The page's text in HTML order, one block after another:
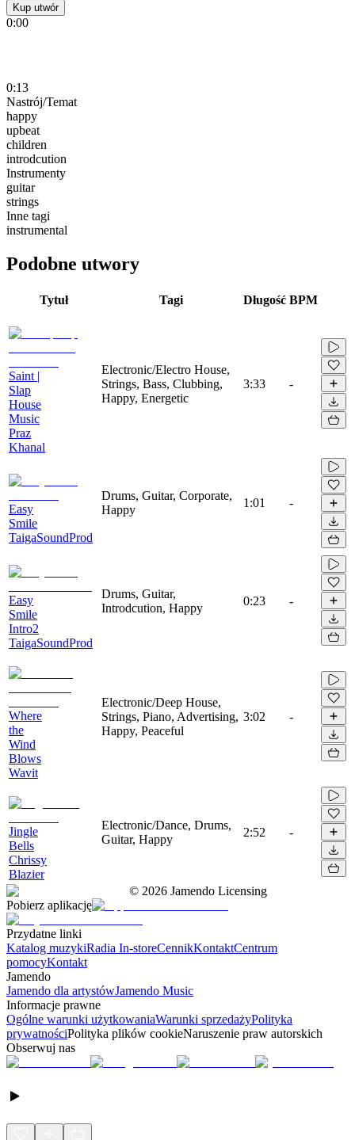
Kup utwór
0:00
0:13
Nastrój/Temat
happy
upbeat
children
introdcution
Instrumenty
guitar
strings
Inne tagi
instrumental
Podobne utwory
Tytuł Tagi Długość BPM
Saint |
Slap
House
Music
Praz
Khanal
Electronic/Electro House,
Strings, Bass, Clubbing,
Happy, Energetic
3:33 -
Easy
Smile
TaigaSoundProd
Drums, Guitar, Corporate,
Happy
1:01 -
Easy
Smile
Intro2
TaigaSoundProd
Drums, Guitar,
Introdcution, Happy
0:23 -
Where
the
Wind
Blows
Wavit
Electronic/Deep House,
Strings, Piano, Advertising,
Happy, Peaceful
3:02 -
Jingle
Bells
Chrissy
Blazier
Electronic/Dance, Drums,
Guitar, Happy
2:52 -
© 2026 Jamendo Licensing
Pobierz aplikację
Przydatne linki
Katalog muzykiRadia In-storeCennikKontaktCentrum
pomocyKontakt
Jamendo
Jamendo dla artystówJamendo Music
Informacje prawne
Ogólne warunki użytkowaniaWarunki sprzedażyPolityka
prywatnościPolityka plików cookieNaruszenie praw autorskich
Obserwuj nas